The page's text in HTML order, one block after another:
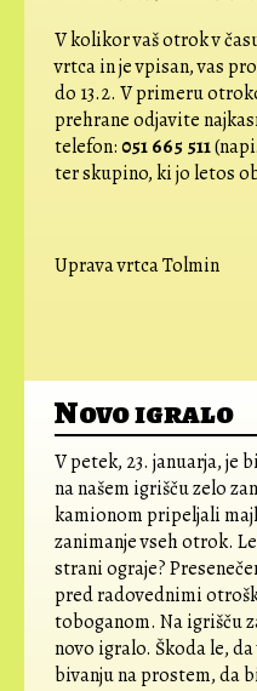
V kolikor vaš otrok v
vrtca in je vpisan, vas
do 13.2. V primeru
prehrane odjavite
telefon:051 665 511
ter skupino, ki jo letos
Uprava vrtca Tolmin
Novo igralo
V petek, 23. januarja, je
na našem igrišču zelo
kamionom pripeljali
zanimanje vseh otrok.
strani ograje?
pred radovednimi
toboganom. Na igrišču
novo igralo. Škoda le,
bivanju na prostem, da